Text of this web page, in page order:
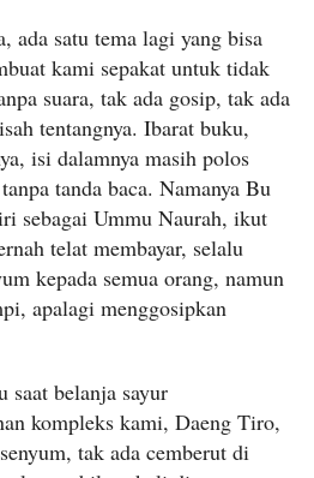
ada satu tema lagi yang bisa
kami sepakat untuk tidak
suara, tak ada gosip, tak ada
tentangnya. Ibarat buku,
isi dalamnya masih polos
tanda baca. Namanya Bu
sebagai Ummu Naurah, ikut
telat membayar, selalu
kepada semua orang, namun
apalagi menggosipkan
saat belanja sayur
kompleks kami, Daeng Tiro,
tak ada cemberut di